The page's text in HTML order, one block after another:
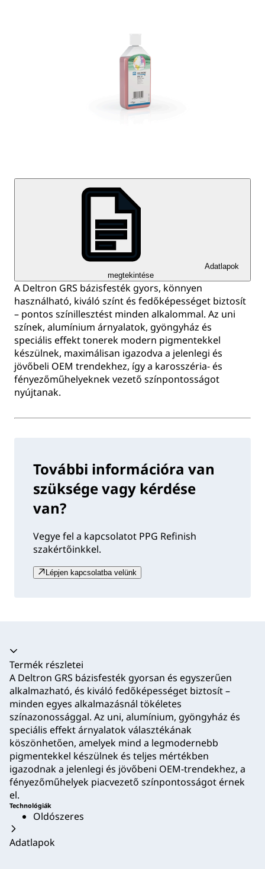
Adatlapok
megtekintése
A Deltron GRS bázisfesték gyors, könnyen
használható, kiváló színt és fedőképességet biztosít
– pontos színillesztést minden alkalommal. Az uni
színek, alumínium árnyalatok, gyöngyház és
speciális effekt tonerek modern pigmentekkel
készülnek, maximálisan igazodva a jelenlegi és
jövőbeli OEM trendekhez, így a karosszéria- és
fényezőműhelyeknek vezető színpontosságot
nyújtanak.
További információra van
szüksége vagy kérdése
van?
Vegye fel a kapcsolatot PPG Refinish
szakértőinkkel.
Lépjen kapcsolatba velünk
Akkordion összecsukva
Termék részletei
A Deltron GRS bázisfesték gyorsan és egyszerűen
alkalmazható, és kiváló fedőképességet biztosít –
minden egyes alkalmazásnál tökéletes
színazonossággal. Az uni, alumínium, gyöngyház és
speciális effekt árnyalatok választékának
köszönhetően, amelyek mind a legmodernebb
pigmentekkel készülnek és teljes mértékben
igazodnak a jelenlegi és jövőbeni OEM-trendekhez, a
fényezőműhelyek piacvezető színpontosságot érnek
el.
Technológiák
Oldószeres
Adatlapok